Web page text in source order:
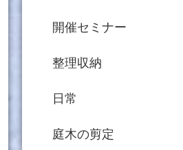
開催セミナー
整理収納
日常
庭木の剪定